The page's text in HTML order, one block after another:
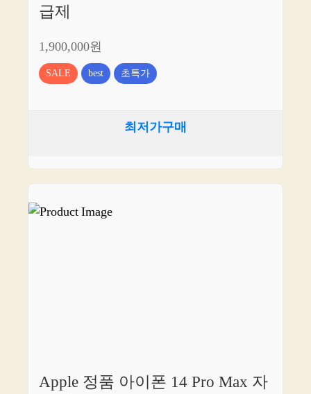
급제
1,900,000원
SALE best 초특가
최저가구매
Apple 정품 아이폰 14 Pro Max 자